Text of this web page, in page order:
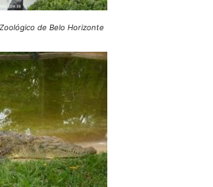
de Belo Horizonte